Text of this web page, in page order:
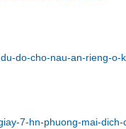
do-cho-nau-an-rieng-o-
7-hn-phuong-mai-dich-